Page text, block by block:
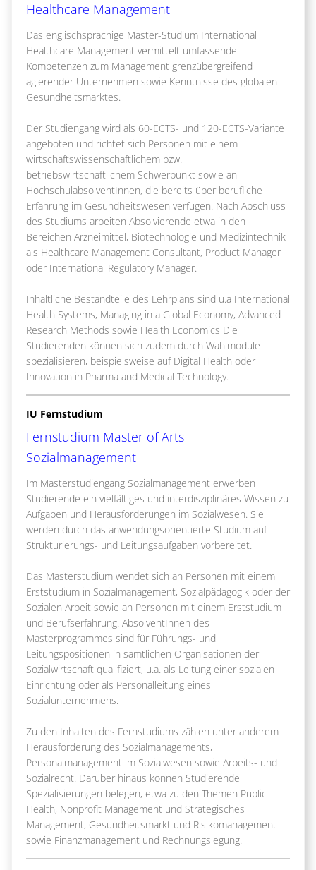
Healthcare Management
Das englischsprachige Master-Studium International
Healthcare Management vermittelt umfassende
Kompetenzen zum Management grenzübergreifend
agierender Unternehmen sowie Kenntnisse des globalen
Gesundheitsmarktes.
Der Studiengang wird als 60-ECTS- und 120-ECTS-Variante
angeboten und richtet sich Personen mit einem
wirtschaftswissenschaftlichem bzw.
betriebswirtschaftlichem Schwerpunkt sowie an
HochschulabsolventInnen, die bereits über berufliche
Erfahrung im Gesundheitswesen verfügen. Nach Abschluss
des Studiums arbeiten Absolvierende etwa in den
Bereichen Arzneimittel, Biotechnologie und Medizintechnik
als Healthcare Management Consultant, Product Manager
oder International Regulatory Manager.
Inhaltliche Bestandteile des Lehrplans sind u.a International
Health Systems, Managing in a Global Economy, Advanced
Research Methods sowie Health Economics Die
Studierenden können sich zudem durch Wahlmodule
spezialisieren, beispielsweise auf Digital Health oder
Innovation in Pharma and Medical Technology.
IU Fernstudium
Fernstudium Master of Arts
Sozialmanagement
Im Masterstudiengang Sozialmanagement erwerben
Studierende ein vielfältiges und interdisziplinäres Wissen zu
Aufgaben und Herausforderungen im Sozialwesen. Sie
werden durch das anwendungsorientierte Studium auf
Strukturierungs- und Leitungsaufgaben vorbereitet.
Das Masterstudium wendet sich an Personen mit einem
Erststudium in Sozialmanagement, Sozialpädagogik oder der
Sozialen Arbeit sowie an Personen mit einem Erststudium
und Berufserfahrung. AbsolventInnen des
Masterprogrammes sind für Führungs- und
Leitungspositionen in sämtlichen Organisationen der
Sozialwirtschaft qualifiziert, u.a. als Leitung einer sozialen
Einrichtung oder als Personalleitung eines
Sozialunternehmens.
Zu den Inhalten des Fernstudiums zählen unter anderem
Herausforderung des Sozialmanagements,
Personalmanagement im Sozialwesen sowie Arbeits- und
Sozialrecht. Darüber hinaus können Studierende
Spezialisierungen belegen, etwa zu den Themen Public
Health, Nonprofit Management und Strategisches
Management, Gesundheitsmarkt und Risikomanagement
sowie Finanzmanagement und Rechnungslegung.